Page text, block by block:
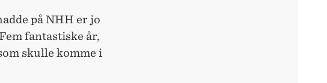
på NHH er jo
fantastiske år,
skulle komme i